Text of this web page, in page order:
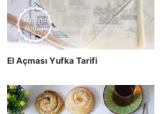
El Açması Yufka Tarifi